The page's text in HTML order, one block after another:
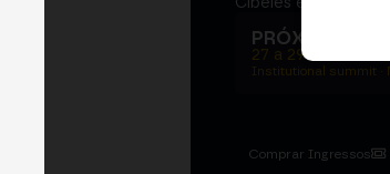
PRÓXIMA
27 a 29 de
Institutional summit ·
Comprar Ingressos